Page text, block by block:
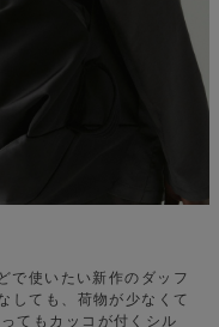
で使いたい新作のダッフ
しても、荷物が少なくて
てもカッコが付くシル